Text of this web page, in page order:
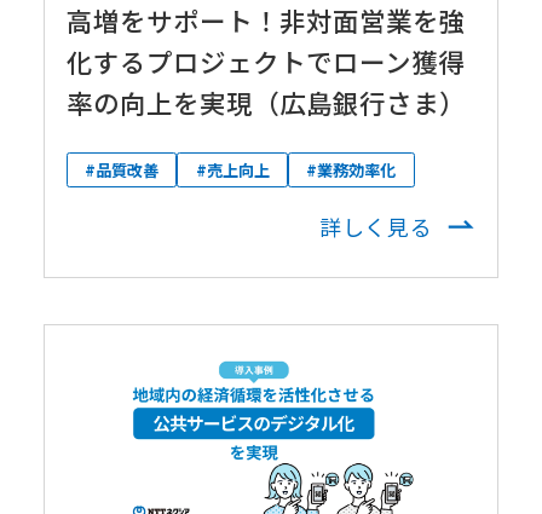
高増をサポート！非対面営業を強
化するプロジェクトでローン獲得
率の向上を実現（広島銀行さま）
#品質改善 #売上向上 #業務効率化
詳しく見る